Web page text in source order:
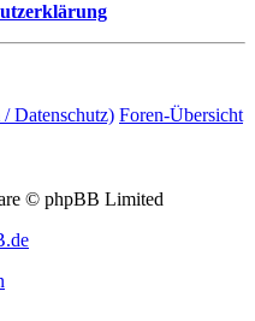
Datenschutz) Foren-Übersicht
© phpBB Limited